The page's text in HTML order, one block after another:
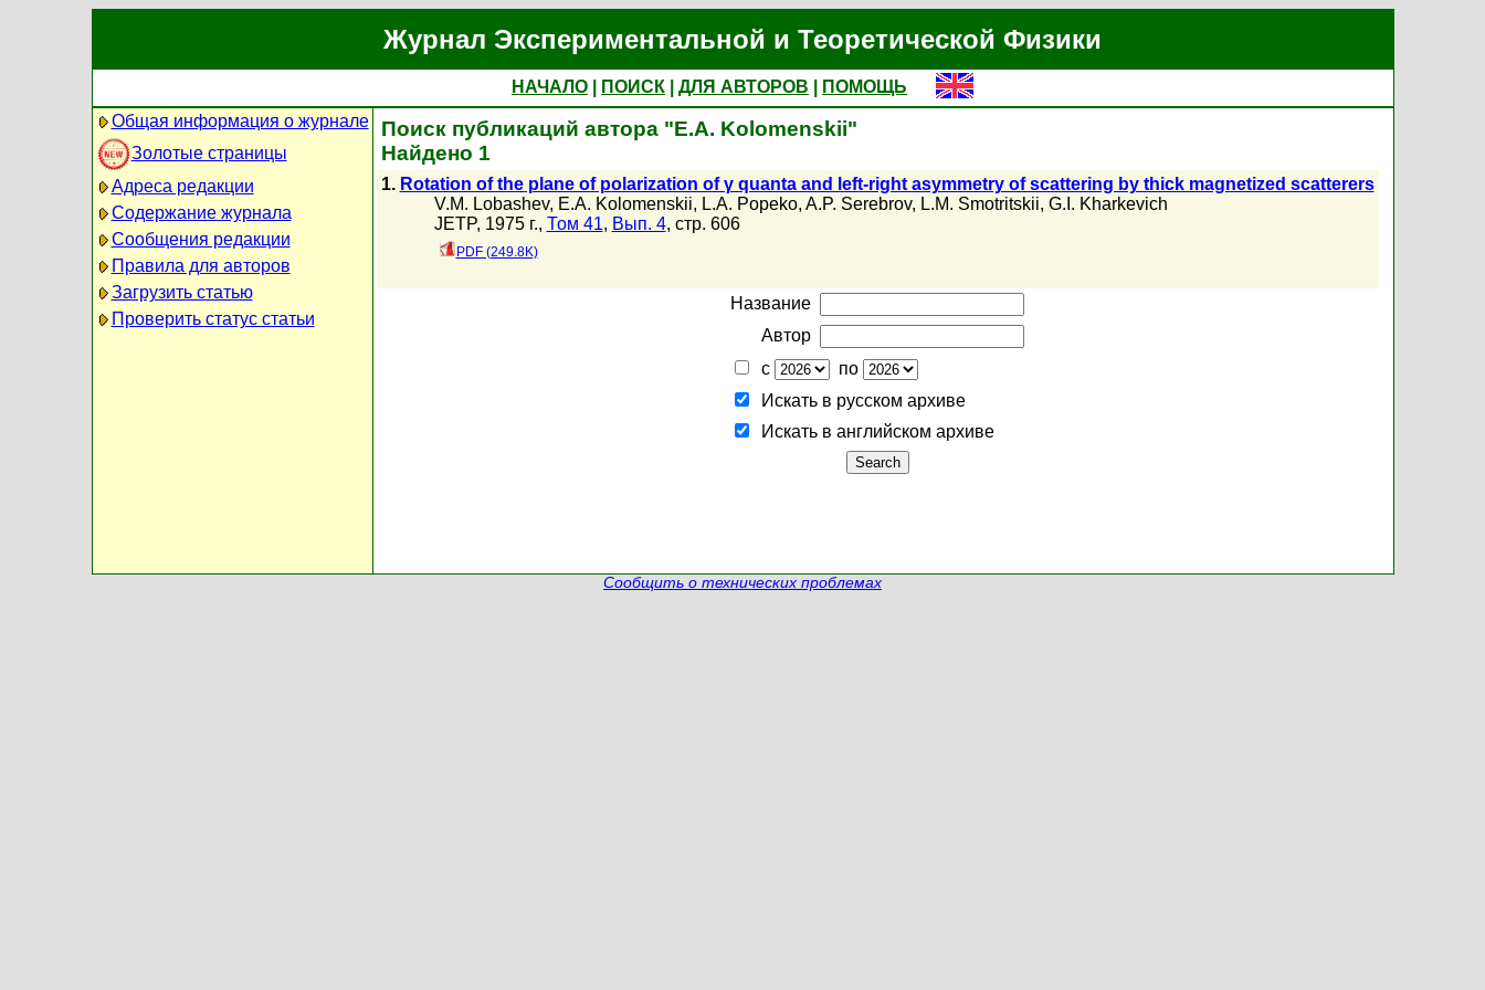
Журнал Экспериментальной и Теоретической Физики
НАЧАЛО ПОИСК ДЛЯ АВТОРОВ
ПОМОЩЬ
Общая информация о журнале
Золотые страницы
Адреса редакции
Содержание журнала
Сообщения редакции
Правила для авторов
Загрузить статью
Проверить статус статьи
Поиск публикаций автора "E.A. Kolomenskii"
Найдено 1
1. Rotation of the plane of polarization of γ quanta and left-right asymmetry of scattering by thick magnetized scatterers
V.M. Lobashev, E.A. Kolomenskii, L.A. Popeko, A.P. Serebrov, L.M. Smotritskii, G.I. Kharkevich
JETP, 1975 г., Том 41, Вып. 4, стр. 606
PDF (249.8K)
Название
Автор
с
по
Искать в русском архиве
Искать в английском архиве
Сообщить о технических проблемах